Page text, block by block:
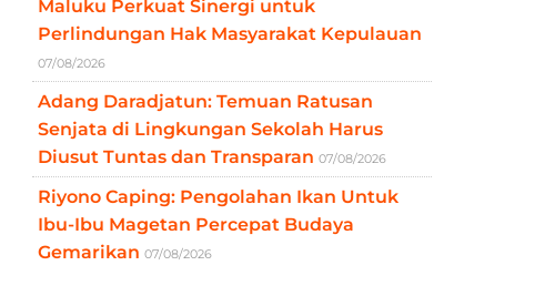
Maluku Perkuat Sinergi untuk
Perlindungan Hak Masyarakat Kepulauan
07/08/2026
Adang Daradjatun: Temuan Ratusan
Senjata di Lingkungan Sekolah Harus
Diusut Tuntas dan Transparan 07/08/2026
Riyono Caping: Pengolahan Ikan Untuk
Ibu-Ibu Magetan Percepat Budaya
Gemarikan 07/08/2026